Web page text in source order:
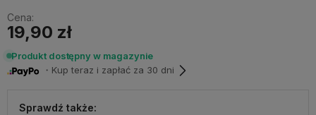
Cena:
19,90 zł
Produkt dostępny w magazynie
・Kup teraz i zapłać za 30 dni
Sprawdź także: